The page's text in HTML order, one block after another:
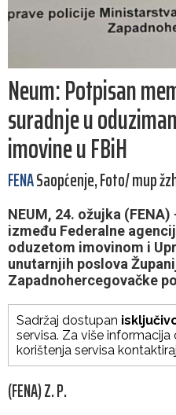
Neum: Potpisan
suradnje u
imovine u FBiH
FENASaopćenje, Foto/ mup
NEUM, 24. ožujka
između Federalne
oduzetom imovinom i
unutarnjih poslova
Zapadnohercegovačke
Sadržaj dostupan
servisa. Za više
korištenja servisa
(FENA) Z. P.